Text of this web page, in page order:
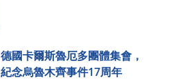
德國卡爾斯魯厄多團體集會，
紀念烏魯木齊事件17周年